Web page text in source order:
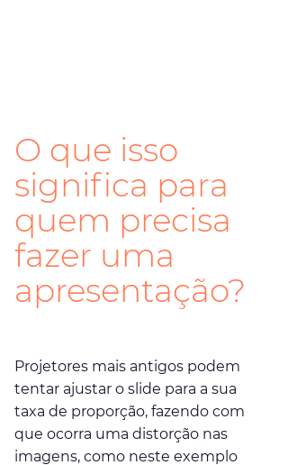
O que isso
significa para
quem precisa
fazer uma
apresentação?
Projetores mais antigos podem
tentar ajustar o slide para a sua
taxa de proporção, fazendo com
que ocorra uma distorção nas
imagens, como neste exemplo